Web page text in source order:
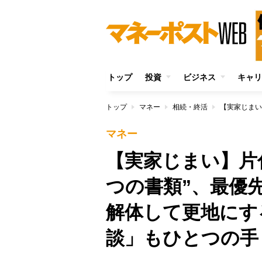
トップ 投資 ビジネス キャ
トップ マネー 相続・終活
マネー
【実家じまい】
つの書類”、最優
解体して更地に
談」もひとつの手